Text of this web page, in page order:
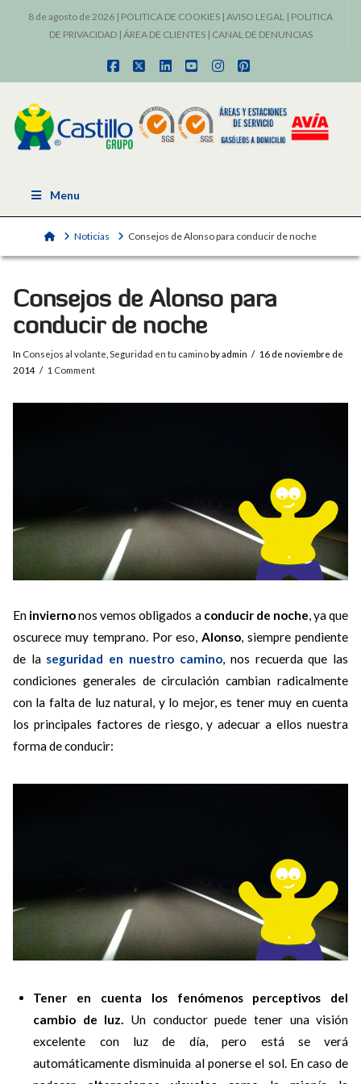
8 de agosto de 2026 | POLITICA DE COOKIES | AVISO LEGAL | POLITICA
DE PRIVACIDAD| ÁREA DE CLIENTES| CANAL DE DENUNCIAS
Facebook
X LinkedInYouTubeInstagram
Pinterest
Menu
HomeNoticias Consejos de Alonso para conducir de noche
Consejos de Alonso para
conducir de noche
In Consejos al volante Seguridad en tu caminoby admin
16 de noviembre de
2014
1 Comment
En inviernonos vemos obligados a conducir de noche, ya que
oscurece muy temprano. Por eso,Alonso, siempre pendiente
de la seguridad en nuestro camino, nos recuerda que las
condiciones generales de circulación cambian radicalmente
con la falta de luz natural, y lo mejor, es tener muy en cuenta
los principales factores de riesgo, y adecuar a ellos nuestra
forma de conducir:
Tener en cuenta los fenómenos perceptivos del
cambio de luz. Un conductor puede tener una visión
excelente con luz de día, pero está se verá
automáticamente disminuida al ponerse el sol. En caso de